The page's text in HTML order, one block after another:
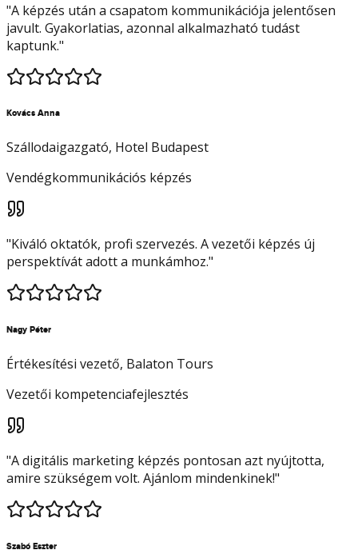
"A képzés után a csapatom kommunikációja jelentősen
javult. Gyakorlatias, azonnal alkalmazható tudást
kaptunk."
Kovács Anna
Szállodaigazgató, Hotel Budapest
Vendégkommunikációs képzés
"Kiváló oktatók, profi szervezés. A vezetői képzés új
perspektívát adott a munkámhoz."
Nagy Péter
Értékesítési vezető, Balaton Tours
Vezetői kompetenciafejlesztés
"A digitális marketing képzés pontosan azt nyújtotta,
amire szükségem volt. Ajánlom mindenkinek!"
Szabó Eszter